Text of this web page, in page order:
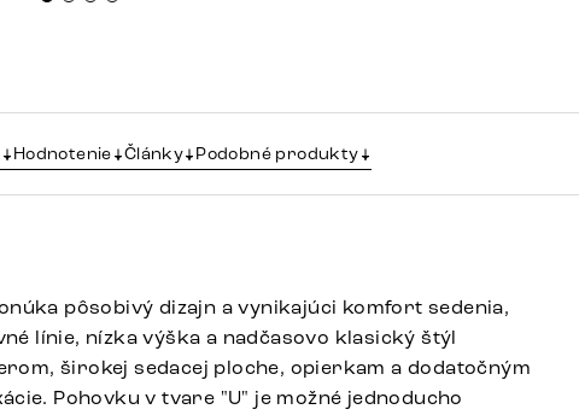
Hodnotenie Články Podobné produkty
pôsobivý dizajn a vynikajúci komfort sedenia,
línie, nízka výška a nadčasovo klasický štýl
širokej sedacej ploche, opierkam a dodatočným
Pohovku v tvare "U" je možné jednoducho